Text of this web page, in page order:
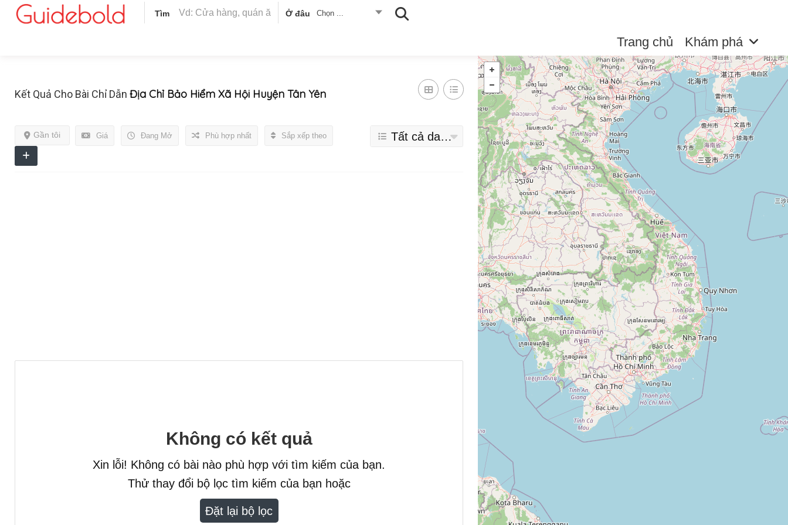
Tìm Ở đâu Chọn ...
Trang chủ Khám phá
Kết Quả Cho Bài Chỉ Dẫn Địa Chỉ Bảo Hiểm Xã Hội Huyện Tân Yên
Giá Đang Mở
Gần tôi Phù hợp nhất Sắp xếp theo Tất cả danh mục
Không có kết quả
Xin lỗi! Không có bài nào phù hợp với tìm kiếm của bạn.
Thử thay đổi bộ lọc tìm kiếm của bạn hoặc
Đặt lại bộ lọc